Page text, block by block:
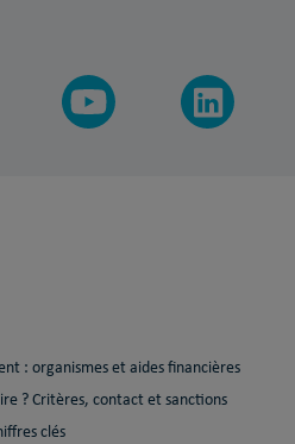
: organismes et aides financières
? Critères, contact et sanctions
clés